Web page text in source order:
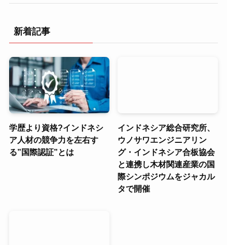
新着記事
学歴より資格?インドネシ
ア人材の競争力を左右す
る”国際認証”とは
インドネシア総合研究所、
ウノサワエンジニアリン
グ・インドネシア合板協会
と連携し木材関連産業の国
際シンポジウムをジャカル
タで開催